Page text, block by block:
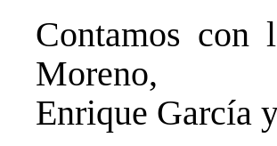
Contamos con
Moreno,
Enrique